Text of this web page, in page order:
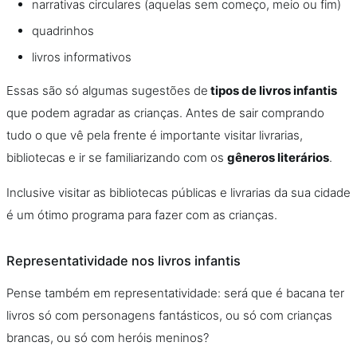
narrativas circulares (aquelas sem começo, meio ou fim)
quadrinhos
livros informativos
Essas são só algumas sugestões de tipos de livros infantis
que podem agradar as crianças. Antes de sair comprando
tudo o que vê pela frente é importante visitar livrarias,
bibliotecas e ir se familiarizando com os gêneros literários.
Inclusive visitar as bibliotecas públicas e livrarias da sua cidade
é um ótimo programa para fazer com as crianças.
Representatividade nos livros infantis
Pense também em representatividade: será que é bacana ter
livros só com personagens fantásticos, ou só com crianças
brancas, ou só com heróis meninos?